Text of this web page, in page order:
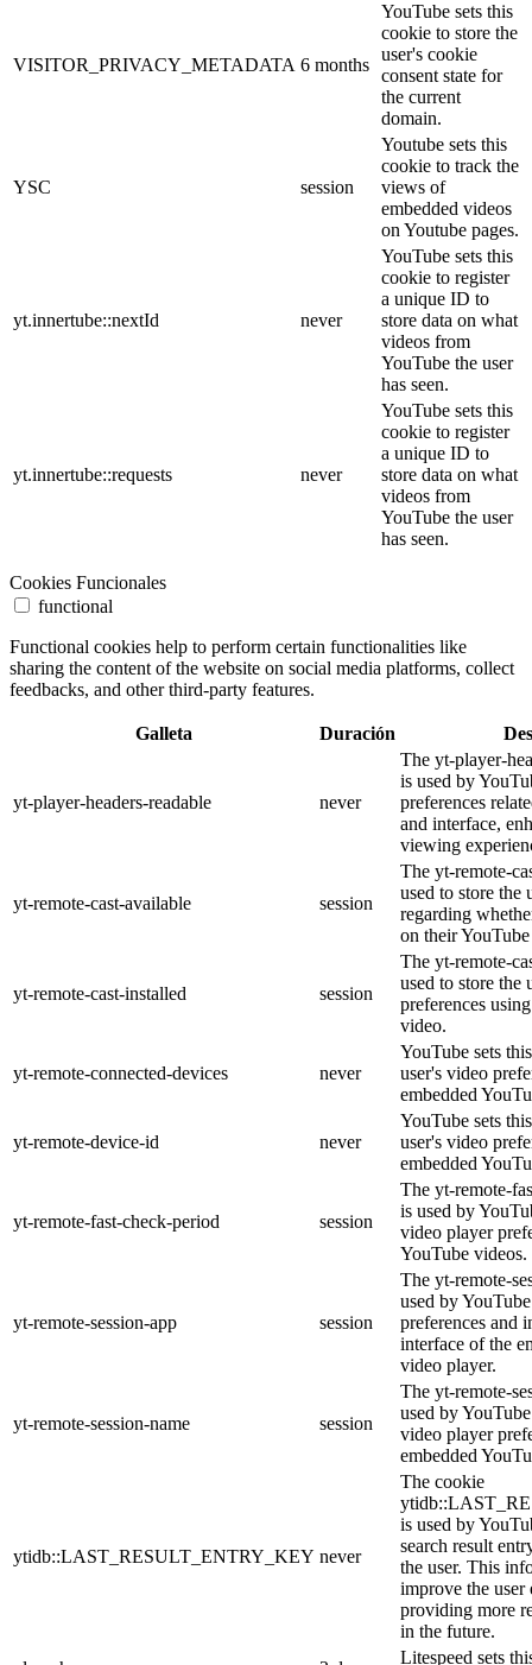
VISITOR_PRIVACY_METADATA 6 months
YouTube sets this
cookie to store the
user's cookie
consent state for
the current
domain.
YSC session
Youtube sets this
cookie to track the
views of
embedded videos
on Youtube pages.
yt.innertube::nextId never
YouTube sets this
cookie to register
a unique ID to
store data on what
videos from
YouTube the user
has seen.
yt.innertube::requests never
YouTube sets this
cookie to register
a unique ID to
store data on what
videos from
YouTube the user
has seen.
Cookies Funcionales
functional
Functional cookies help to perform certain functionalities like
sharing the content of the website on social media platforms, collect
feedbacks, and other third-party features.
Galleta Duración
yt-player-headers-readable never
The yt-player-
is used by
preferences
and interface,
viewing
yt-remote-cast-available session
The yt-remote-
used to store the
regarding
on their
yt-remote-cast-installed session
The yt-remote-
used to store the
preferences
video.
yt-remote-connected-devices never
YouTube sets
user's video
embedded
yt-remote-device-id never
YouTube sets
user's video
embedded
yt-remote-fast-check-period session
The yt-remote-
is used by
video player
YouTube videos.
yt-remote-session-app session
The yt-remote-
used by
preferences and
interface of the
video player.
yt-remote-session-name session
The yt-remote-
used by
video player
embedded
ytidb::LAST_RESULT_ENTRY_KEY never
The cookie
is used by
search result
the user. This
improve the user
providing more
in the future.
Litespeed sets